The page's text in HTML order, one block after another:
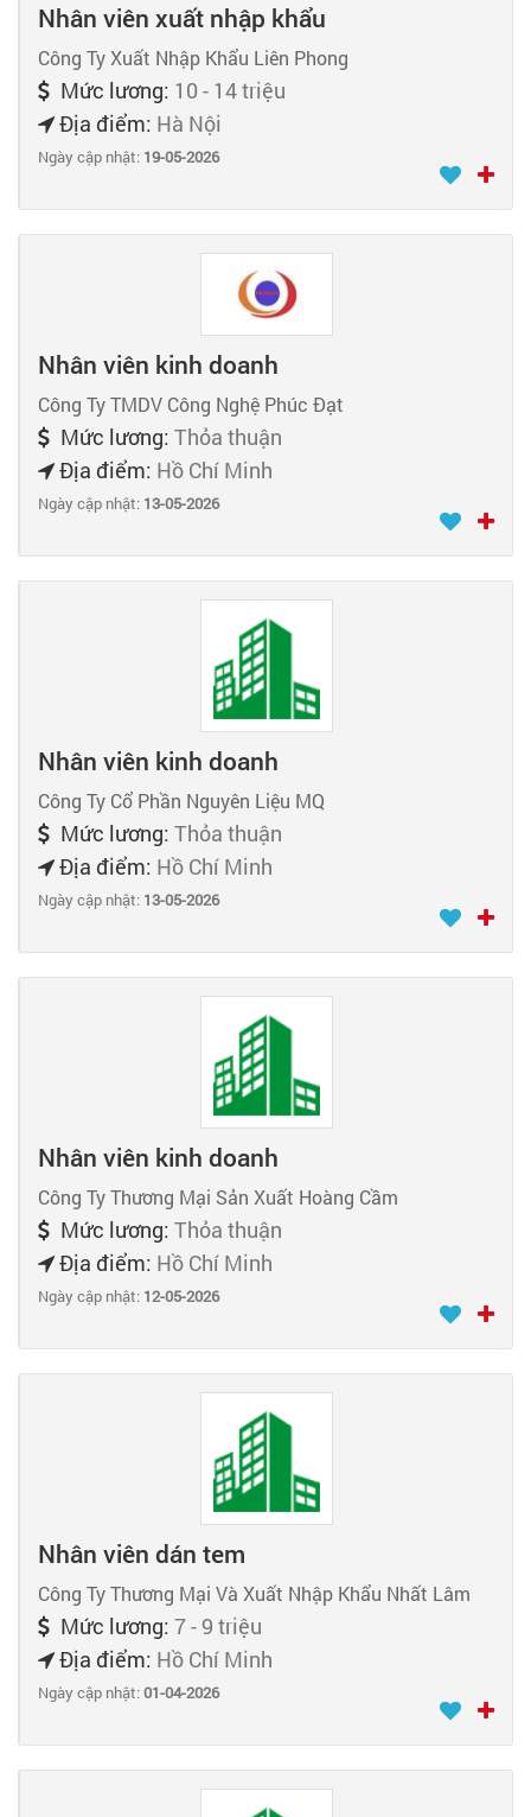
Nhân viên xuất nhập khẩu
Công Ty Xuất Nhập Khẩu Liên Phong
Mức lương: 10 - 14 triệu
Địa điểm: Hà Nội
Ngày cập nhật: 19-05-2026
Nhân viên kinh doanh
Công Ty TMDV Công Nghệ Phúc Đạt
Mức lương: Thỏa thuận
Địa điểm: Hồ Chí Minh
Ngày cập nhật: 13-05-2026
Nhân viên kinh doanh
Công Ty Cổ Phần Nguyên Liệu MQ
Mức lương: Thỏa thuận
Địa điểm: Hồ Chí Minh
Ngày cập nhật: 13-05-2026
Nhân viên kinh doanh
Công Ty Thương Mại Sản Xuất Hoàng Cầm
Mức lương: Thỏa thuận
Địa điểm: Hồ Chí Minh
Ngày cập nhật: 12-05-2026
Nhân viên dán tem
Công Ty Thương Mại Và Xuất Nhập Khẩu Nhất Lâm
Mức lương: 7 - 9 triệu
Địa điểm: Hồ Chí Minh
Ngày cập nhật:01-04-2026